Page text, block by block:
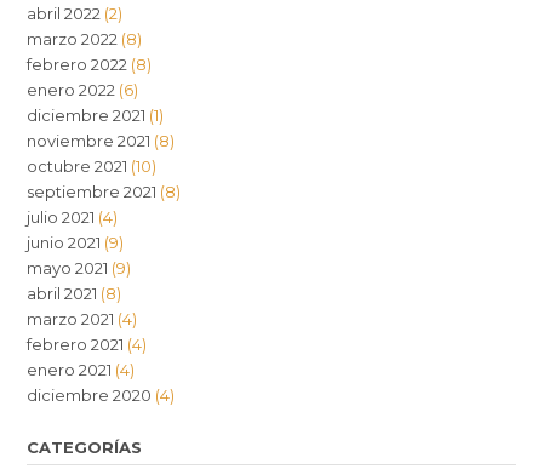
abril 2022 (2)
marzo 2022 (8)
febrero 2022 (8)
enero 2022 (6)
diciembre 2021 (1)
noviembre 2021 (8)
octubre 2021 (10)
septiembre 2021 (8)
julio 2021 (4)
junio 2021 (9)
mayo 2021 (9)
abril 2021 (8)
marzo 2021 (4)
febrero 2021 (4)
enero 2021 (4)
diciembre 2020 (4)
CATEGORÍAS